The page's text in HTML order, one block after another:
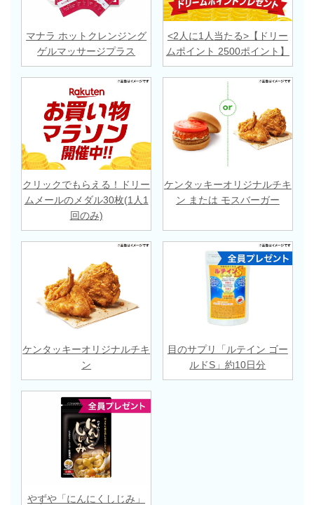
マナラ ホットクレンジング
ゲルマッサージプラス
<2人に1人当たる>【ドリー
ムポイント 2500ポイント】
クリックでもらえる！ドリー
ムメールのメダル30枚(1人1
回のみ)
ケンタッキーオリジナルチキ
ン または モスバーガー
ケンタッキーオリジナルチキ
ン
目のサプリ「ルテイン ゴー
ルドS」約10日分
やずや「にんにくしじみ」